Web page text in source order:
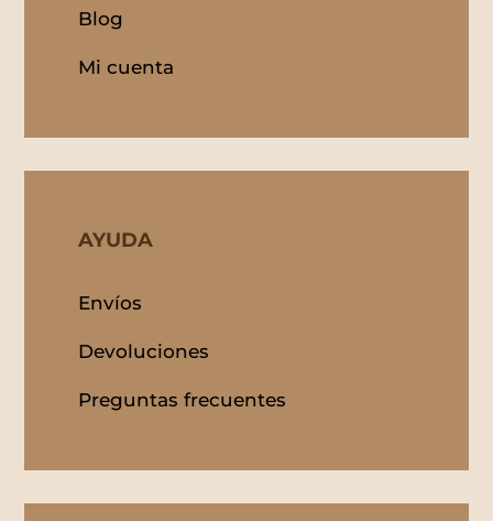
Blog
Mi cuenta
AYUDA
Envíos
Devoluciones
Preguntas frecuentes